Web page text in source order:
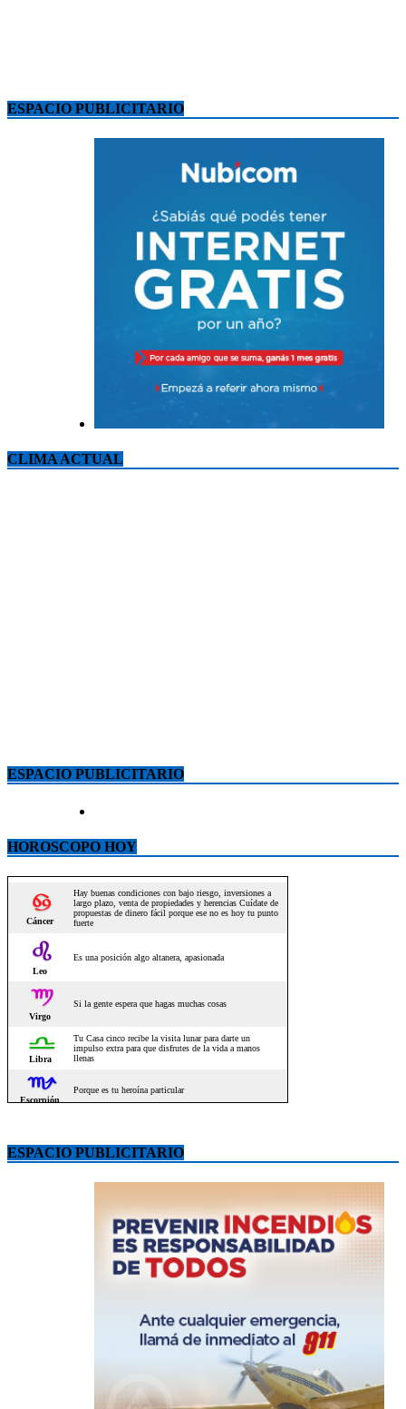
ESPACIO PUBLICITARIO
CLIMA ACTUAL
ESPACIO PUBLICITARIO
HOROSCOPO HOY
ESPACIO PUBLICITARIO